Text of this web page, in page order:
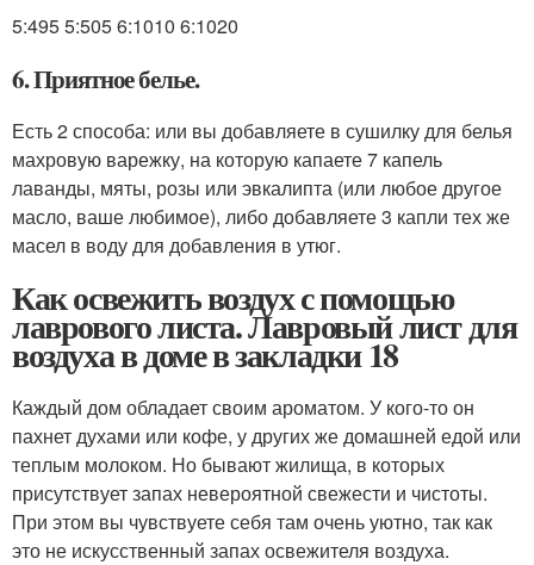
5:495 5:505 6:1010 6:1020
6. Приятное белье.
Есть 2 способа: или вы добавляете в сушилку для белья
махровую варежку, на которую капаете 7 капель
лаванды, мяты, розы или эвкалипта (или любое другое
масло, ваше любимое), либо добавляете 3 капли тех же
масел в воду для добавления в утюг.
Как освежить воздух с помощью
лаврового листа. Лавровый лист для
воздуха в доме в закладки 18
Каждый дом обладает своим ароматом. У кого-то он
пахнет духами или кофе, у других же домашней едой или
теплым молоком. Но бывают жилища, в которых
присутствует запах невероятной свежести и чистоты.
При этом вы чувствуете себя там очень уютно, так как
это не искусственный запах освежителя воздуха.